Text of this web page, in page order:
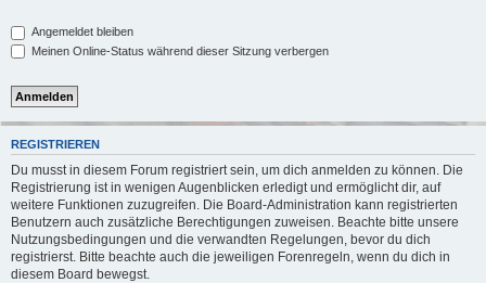
Angemeldet bleiben
Meinen Online-Status während dieser Sitzung verbergen
REGISTRIEREN
Du musst in diesem Forum registriert sein, um dich anmelden zu können. Die
Registrierung ist in wenigen Augenblicken erledigt und ermöglicht dir, auf
weitere Funktionen zuzugreifen. Die Board-Administration kann registrierten
Benutzern auch zusätzliche Berechtigungen zuweisen. Beachte bitte unsere
Nutzungsbedingungen und die verwandten Regelungen, bevor du dich
registrierst. Bitte beachte auch die jeweiligen Forenregeln, wenn du dich in
diesem Board bewegst.